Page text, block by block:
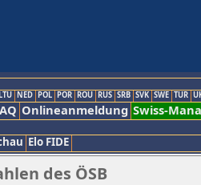
NED POL POR ROU RUS SRB SVK SWE TUR
Onlineanmeldung Swiss-
Elo FIDE
des ÖSB